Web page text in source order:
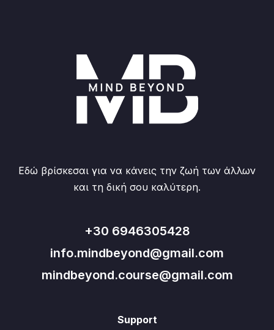
Εδώ βρίσκεσαι για να κάνεις την ζωή των άλλων
και τη δική σου καλύτερη.
+30 6946305428
info.mindbeyond@gmail.com
mindbeyond.course@gmail.com
Support